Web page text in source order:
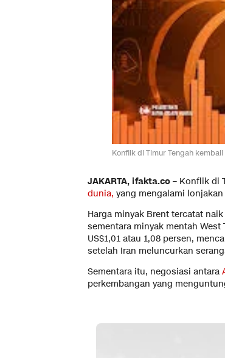
Konflik di Timur Tengah
JAKARTA, ifakta.co – Konflik di
dunia, yang mengalami
Harga minyak Brent tercatat
sementara minyak mentah West
US$1,01 atau 1,08 persen,
setelah Iran meluncurkan
Sementara itu, negosiasi antara
perkembangan yang